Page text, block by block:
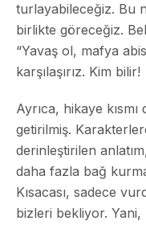
turlayabileceğiz. Bu
birlikte göreceğiz.
“Yavaş ol, mafya
karşılaşırız. Kim bilir!
Ayrıca, hikaye
getirilmiş.
derinleştirilen
daha fazla bağ
Kısacası, sadece
bizleri bekliyor. Yani,